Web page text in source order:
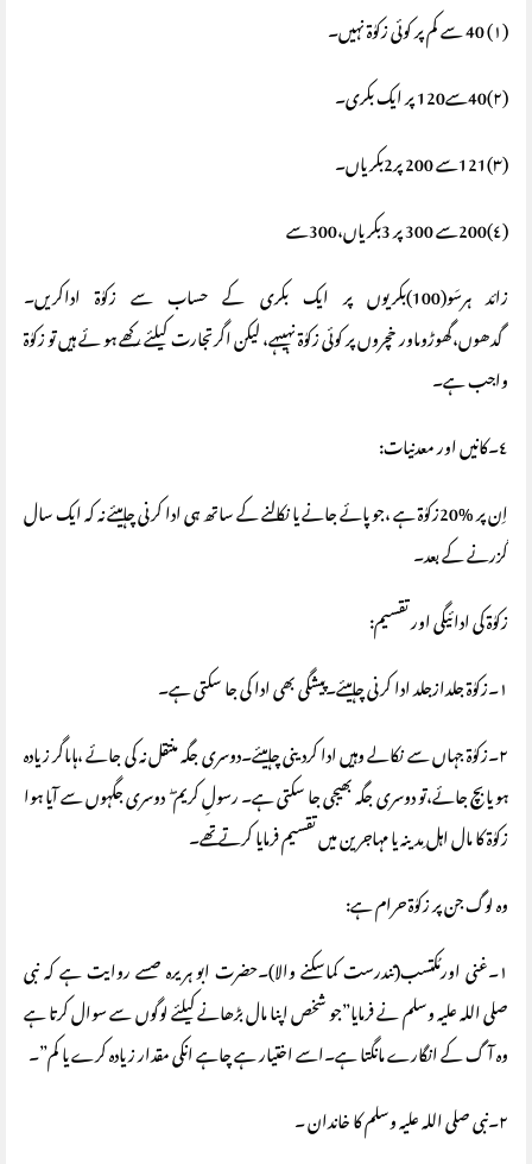
(١) 40 سے کم پر کوئی زکوٰة نہیں۔
(٢)40سے120 پر ایک بکری۔
(٣)121سے 200 پر2بکریاں۔
(٤)200سے 300 پر 3بکریاں،300سے
زائد ہرسَو(100)بکریوں پر ایک بکری کے حساب سے زکوٰة اداکریں۔
گدھوں،گھوڑوںاور خچروں پر کوئی زکوٰة نہیںہے، لیکن اگرتجارت کیلئے رکھے ہو ئے ہیں تو زکوٰة
واجب ہے۔
٤۔کانیں اور معدنیات:
اِن پر %20زکوٰة ہے ،جو پائے جانے یا نکالنے کے ساتھ ہی ادا کرنی چاہیئے نہ کہ ایک سال
گزرنے کے بعد۔
زکوٰة کی ادائیگی اور تقسیم:
١۔زکوٰة جلدازجلد ادا کرنی چاہیئے۔پیشگی بھی ادا کی جا سکتی ہے۔
٢۔زکوٰة جہاں سے نکالے وہیں ادا کردینی چاہیئے۔دوسری جگہ منتقل نہ کی جائے ،ہاںاگر زیادہ
ہو یا بچ جائے،تو دوسری جگہ بھیجی جا سکتی ہے۔ رسولِ کریم ۖ دوسری جگہوں سے آیا ہوا
زکوٰة کا مال اہل ِمدینہ یا مہاجرین میں تقسیم فرمایا کرتے تھے۔
وہ لوگ جن پر زکوٰة حرام ہے:
١۔غنی اورمُکتسب(تندرست کماسکنے والا)۔حضرت ابو ہریرہ صسے روایت ہے کہ نبی
صلی اللہ علیہ وسلم نے فرمایا”جو شخص اپنا مال بڑھانے کیلئے لوگوں سے سوال کرتا ہے
وہ آگ کے انگارے مانگتا ہے۔اسے اختیار ہے چاہے انکی مقدار زیادہ کرے یا کم”۔
٢۔نبی صلی اللہ علیہ وسلم کا خاندان ۔